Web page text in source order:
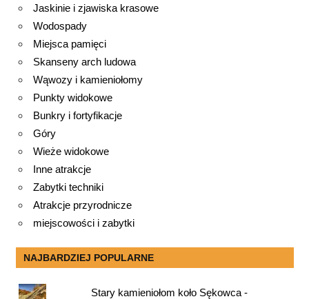
Jaskinie i zjawiska krasowe
Wodospady
Miejsca pamięci
Skanseny arch ludowa
Wąwozy i kamieniołomy
Punkty widokowe
Bunkry i fortyfikacje
Góry
Wieże widokowe
Inne atrakcje
Zabytki techniki
Atrakcje przyrodnicze
miejscowości i zabytki
NAJBARDZIEJ POPULARNE
Stary kamieniołom koło Sękowca -